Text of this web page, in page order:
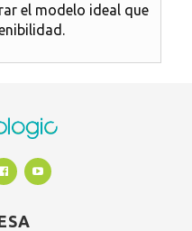
el modelo ideal que